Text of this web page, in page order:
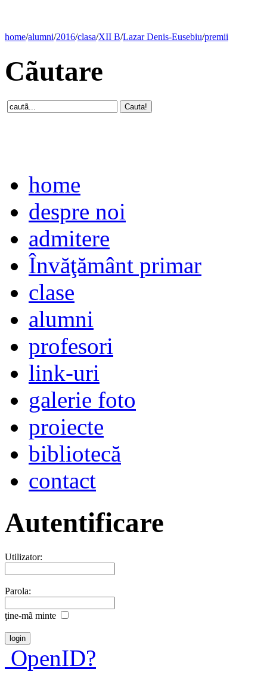
home/alumni/2016/clasa/XII B/Lazar Denis-Eusebiu/premii
Cãutare
home
despre noi
admitere
Învăţământ primar
clase
alumni
profesori
link-uri
galerie foto
proiecte
bibliotecă
contact
Autentificare
Utilizator:
Parola:
ţine-mã minte
OpenID?